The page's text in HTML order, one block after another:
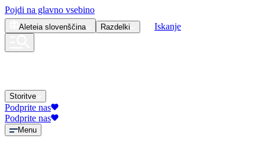
Pojdi na glavno vsebino
Aleteia slovenščina Razdelki Iskanje
Storitve
Podprite nas
Podprite nas
Menu